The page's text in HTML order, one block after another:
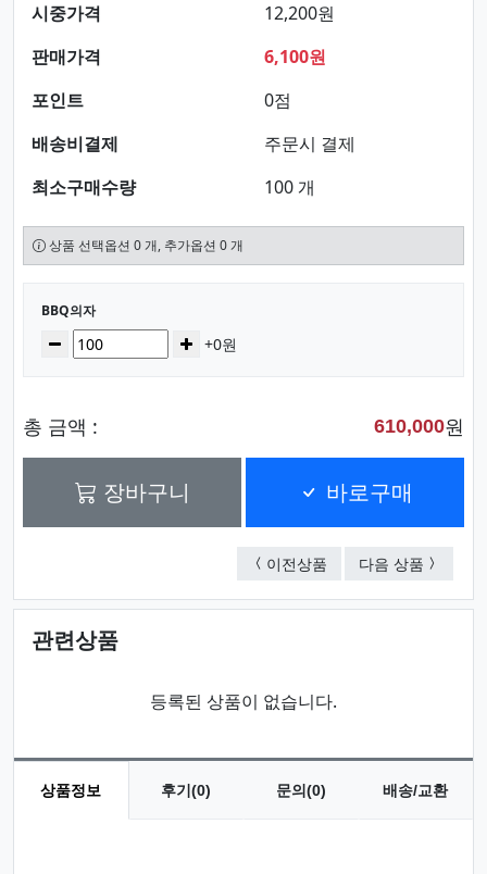
시중가격
12,200원
판매가격
6,100원
포인트
0점
배송비결제
주문시 결제
최소구매수량
100 개
상품 선택옵션 0 개, 추가옵션 0 개
선택된 옵션
BBQ의자
수량감소 증가+0원
총 금액 : 610,000원
장바구니 바로구매
이전상품 포리체어(패턴)
다음 상품 와이드
관련상품
등록된 상품이 없습니다.
상품정보 후기(0) 문의(0) 배송/교환